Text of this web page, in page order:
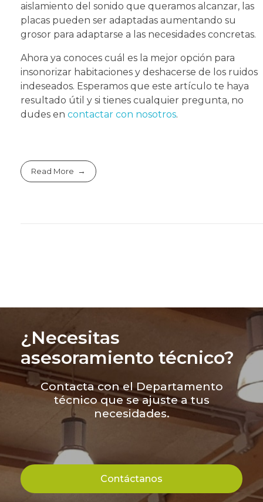
aislamiento del sonido que queramos alcanzar, las
placas pueden ser adaptadas aumentando su
grosor para adaptarse a las necesidades concretas.
Ahora ya conoces cuál es la mejor opción para
insonorizar habitaciones y deshacerse de los ruidos
indeseados. Esperamos que este artículo te haya
resultado útil y si tienes cualquier pregunta, no
dudes en contactar con nosotros.
Read More
¿Necesitas
asesoramiento técnico?
Contacta con el Departamento
técnico que se ajuste a tus
necesidades.
Contáctanos